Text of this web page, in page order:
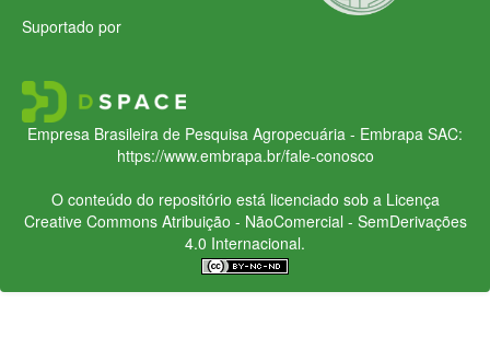
Suportado por
Empresa Brasileira de Pesquisa Agropecuária - Embrapa SAC:
https://www.embrapa.br/fale-conosco
O conteúdo do repositório está licenciado sob a Licença
Creative CommonsAtribuição - NãoComercial - SemDerivações
4.0 Internacional.